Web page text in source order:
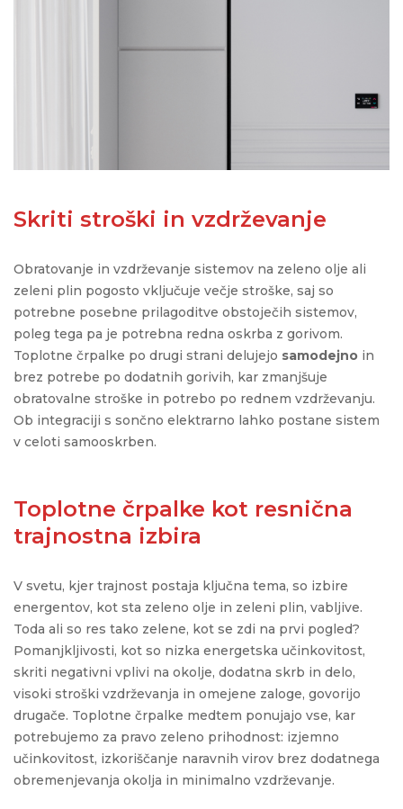
Skriti stroški in vzdrževanje
Obratovanje in vzdrževanje sistemov na zeleno olje ali
zeleni plin pogosto vključuje večje stroške, saj so
potrebne posebne prilagoditve obstoječih sistemov,
poleg tega pa je potrebna redna oskrba z gorivom.
Toplotne črpalke po drugi strani delujejo samodejno in
brez potrebe po dodatnih gorivih, kar zmanjšuje
obratovalne stroške in potrebo po rednem vzdrževanju.
Ob integraciji s sončno elektrarno lahko postane sistem
v celoti samooskrben.
Toplotne črpalke kot resnična
trajnostna izbira
V svetu, kjer trajnost postaja ključna tema, so izbire
energentov, kot sta zeleno olje in zeleni plin, vabljive.
Toda ali so res tako zelene, kot se zdi na prvi pogled?
Pomanjkljivosti, kot so nizka energetska učinkovitost,
skriti negativni vplivi na okolje, dodatna skrb in delo,
visoki stroški vzdrževanja in omejene zaloge, govorijo
drugače. Toplotne črpalke medtem ponujajo vse, kar
potrebujemo za pravo zeleno prihodnost: izjemno
učinkovitost, izkoriščanje naravnih virov brez dodatnega
obremenjevanja okolja in minimalno vzdrževanje.